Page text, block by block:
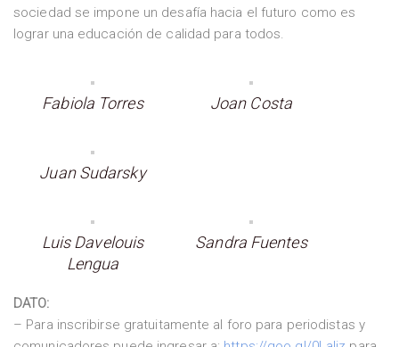
sociedad se impone un desafía hacia el futuro como es
lograr una educación de calidad para todos.
Fabiola Torres Joan Costa
Juan Sudarsky
Luis Davelouis
Lengua
Sandra Fuentes
DATO:
– Para inscribirse gratuitamente al foro para periodistas y